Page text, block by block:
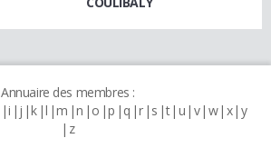
Annuaire des membres :
i j k l m n o p q r s t u v w x y
z